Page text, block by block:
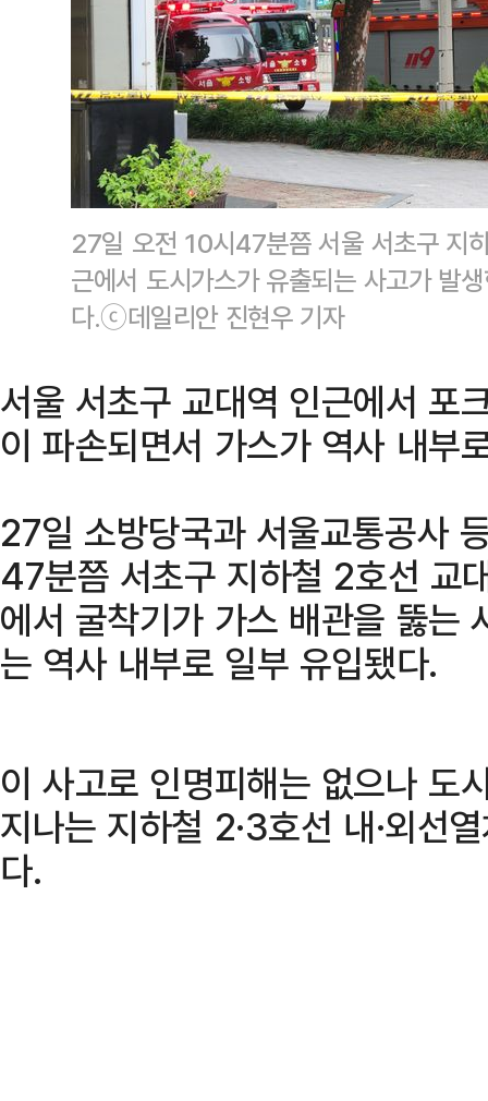
27일 오전 10시47분쯤 서울 서초구 지
근에서 도시가스가 유출되는 사고가 발
다.ⓒ데일리안 진현우 기자
서울 서초구 교대역 인근에서 포
이 파손되면서 가스가 역사 내부
27일 소방당국과 서울교통공사
47분쯤 서초구 지하철 2호선 교
에서 굴착기가 가스 배관을 뚫는
는 역사 내부로 일부 유입됐다.
이 사고로 인명피해는 없으나 도
지나는 지하철 2·3호선 내·외선
다.